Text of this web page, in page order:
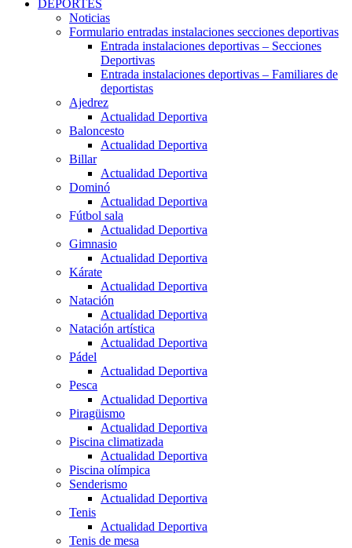
DEPORTES
Noticias
Formulario entradas instalaciones secciones deportivas
Entrada instalaciones deportivas – Secciones
Deportivas
Entrada instalaciones deportivas – Familiares de
deportistas
Ajedrez
Actualidad Deportiva
Baloncesto
Actualidad Deportiva
Billar
Actualidad Deportiva
Dominó
Actualidad Deportiva
Fútbol sala
Actualidad Deportiva
Gimnasio
Actualidad Deportiva
Kárate
Actualidad Deportiva
Natación
Actualidad Deportiva
Natación artística
Actualidad Deportiva
Pádel
Actualidad Deportiva
Pesca
Actualidad Deportiva
Piragüismo
Actualidad Deportiva
Piscina climatizada
Actualidad Deportiva
Piscina olímpica
Senderismo
Actualidad Deportiva
Tenis
Actualidad Deportiva
Tenis de mesa